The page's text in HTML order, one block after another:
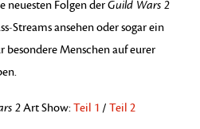
neuesten Folgen derGuild Wars 2
Streams ansehen oder sogar ein
besondere Menschen auf eurer
2Art Show:Teil 1 / Teil 2